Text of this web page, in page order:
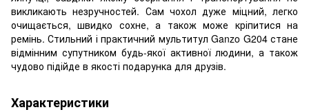
викликають незручностей. Сам чохол дуже міцний, легко
очищається, швидко сохне, а також може кріпитися на
ремінь. Стильний і практичний мультитул Ganzo G204 стане
відмінним супутником будь-якої активної людини, а також
чудово підійде в якості подарунка для друзів.
Характеристики